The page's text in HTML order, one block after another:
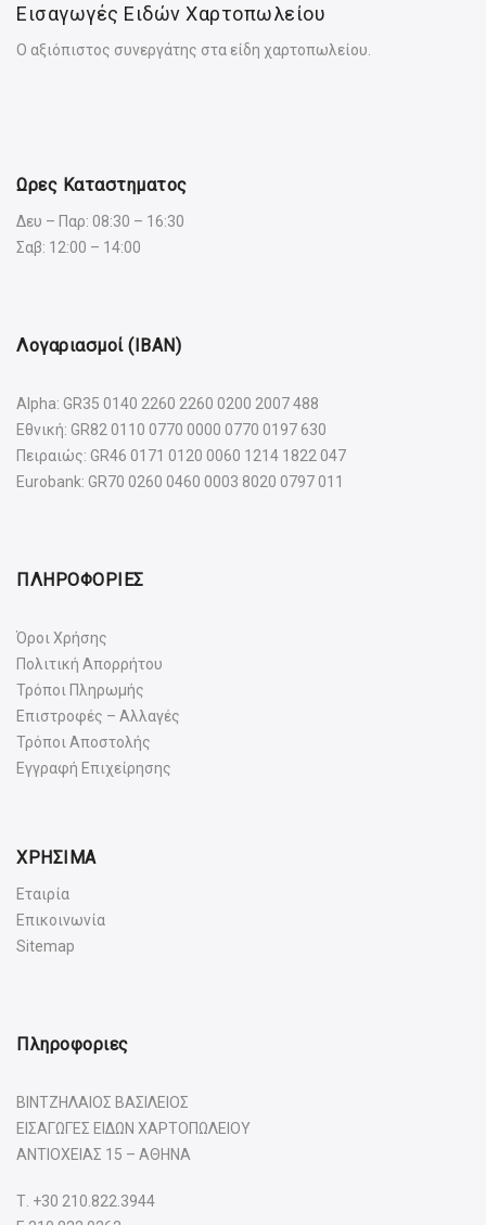
Εισαγωγές Ειδών Χαρτοπωλείου
Ο αξιόπιστος συνεργάτης στα είδη χαρτοπωλείου.
Ωρες Καταστηματος
Δευ – Παρ: 08:30 – 16:30
Σαβ: 12:00 – 14:00
Λογαριασμοί (IBAN)
Alpha: GR35 0140 2260 2260 0200 2007 488
Εθνική: GR82 0110 0770 0000 0770 0197 630
Πειραιώς: GR46 0171 0120 0060 1214 1822 047
Eurobank: GR70 0260 0460 0003 8020 0797 011
ΠΛΗΡΟΦΟΡΙΕΣ
Όροι Χρήσης
Πολιτική Απορρήτου
Τρόποι Πληρωμής
Επιστροφές – Αλλαγές
Τρόποι Αποστολής
Εγγραφή Επιχείρησης
ΧΡΗΣΙΜΑ
Εταιρία
Επικοινωνία
Sitemap
Πληροφοριες
ΒΙΝΤΖΗΛΑΙΟΣ ΒΑΣΙΛΕΙΟΣ
ΕΙΣΑΓΩΓΕΣ ΕΙΔΩΝ ΧΑΡΤΟΠΩΛΕΙΟΥ
ΑΝΤΙΟΧΕΙΑΣ 15 – ΑΘΗΝΑ
Τ. +30 210.822.3944